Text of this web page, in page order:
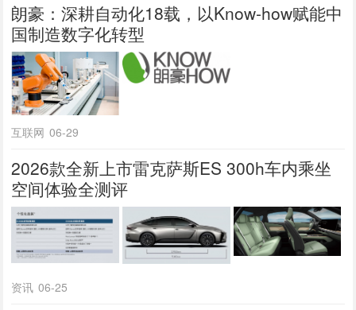
朗豪：深耕自动化18载，以Know-how赋能中
国制造数字化转型
互联网 06-29
2026款全新上市雷克萨斯ES 300h车内乘坐
空间体验全测评
资讯 06-25